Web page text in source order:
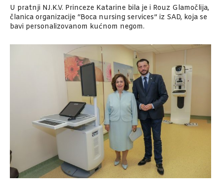
U pratnji NJ.K.V. Princeze Katarine bila je i Rouz Glamočlija,
članica organizacije “Boca nursing services” iz SAD, koja se
bavi personalizovanom kućnom negom.